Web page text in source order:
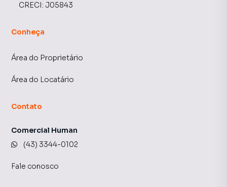
CRECI: J05843
Conheça
Área do Proprietário
Área do Locatário
Contato
Comercial Human
(43) 3344-0102
Fale conosco